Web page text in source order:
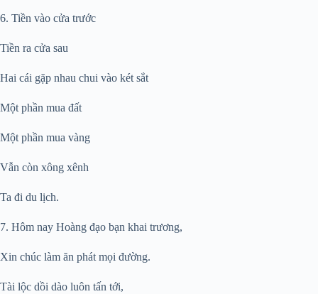
6. Tiền vào cửa trước
Tiền ra cửa sau
Hai cái gặp nhau chui vào két sắt
Một phần mua đất
Một phần mua vàng
Vẫn còn xông xênh
Ta đi du lịch.
7. Hôm nay Hoàng đạo bạn khai trương,
Xin chúc làm ăn phát mọi đường.
Tài lộc dồi dào luôn tấn tới,